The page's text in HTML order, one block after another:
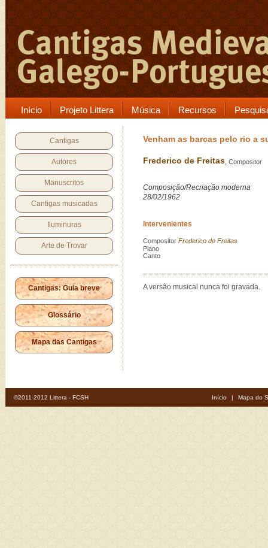
Início Projeto Littera Música Recursos
Cantigas
Autores
Manuscritos
Cantigas musicadas
Iluminuras
Arte de Trovar
Cantigas: Guia breve
Glossário
Mapa das Cantigas
Venham as barcas pelo rio a
Frederico de Freitas , Compositor
Composição/Recriação moderna
28/02/1962
Intervenientes
Compositor Frederico de Freitas
Piano
Canto
A versão musical nunca foi gravada.
©2011-2012 Littera - FCSH Início | Mapa do